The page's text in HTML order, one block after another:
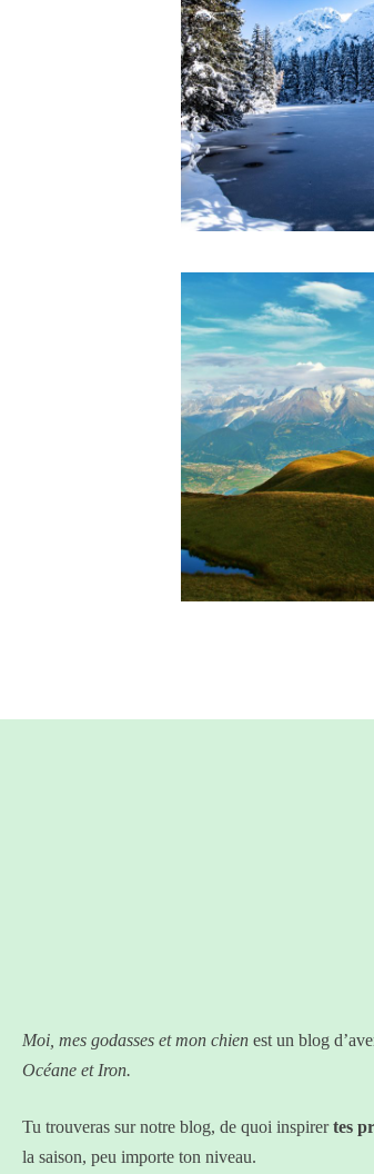
Moi, mes godasses et mon chien est un blog
Océane et Iron.
Tu trouveras sur notre blog, de quoi inspirertes
la saison, peu importe ton niveau.